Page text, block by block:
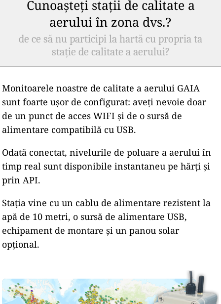
Cunoașteți stații de calitate a
aerului în zona dvs.?
de ce să nu participi la hartă cu propria ta
stație de calitate a aerului?
Monitoarele noastre de calitate a aerului GAIA
sunt foarte ușor de configurat: aveți nevoie doar
de un punct de acces WIFI și de o sursă de
alimentare compatibilă cu USB.
Odată conectat, nivelurile de poluare a aerului în
timp real sunt disponibile instantaneu pe hărți și
prin API.
Stația vine cu un cablu de alimentare rezistent la
apă de 10 metri, o sursă de alimentare USB,
echipament de montare și un panou solar
opțional.